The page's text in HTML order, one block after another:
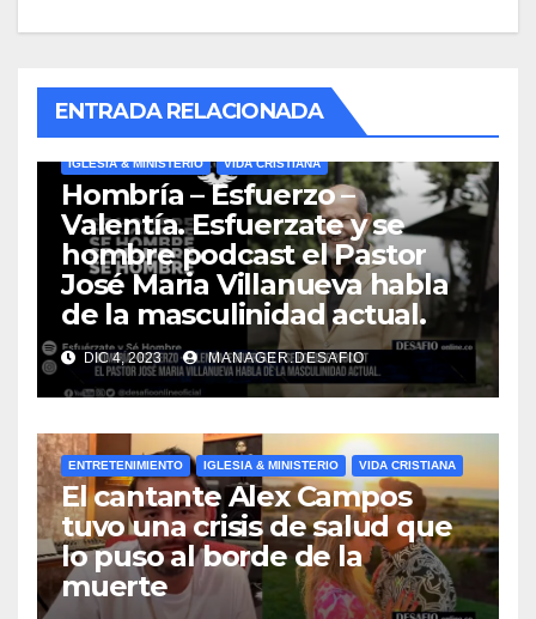
ENTRADA RELACIONADA
IGLESIA & MINISTERIO VIDA CRISTIANA
Hombría – Esfuerzo –
Valentía. Esfuerzate y se
hombre podcast el Pastor
José Maria Villanueva habla
de la masculinidad actual.
DIC 4, 2023 MANAGER.DESAFIO
ENTRETENIMIENTO IGLESIA & MINISTERIO VIDA CRISTIANA
El cantante Alex Campos
tuvo una crisis de salud que
lo puso al borde de la
muerte